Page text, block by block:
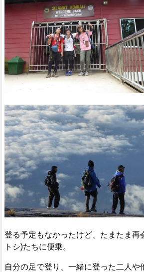
登る予定もなかったけど、たまたま再
トシ)たちに便乗。
自分の足で登り、一緒に登った二人や